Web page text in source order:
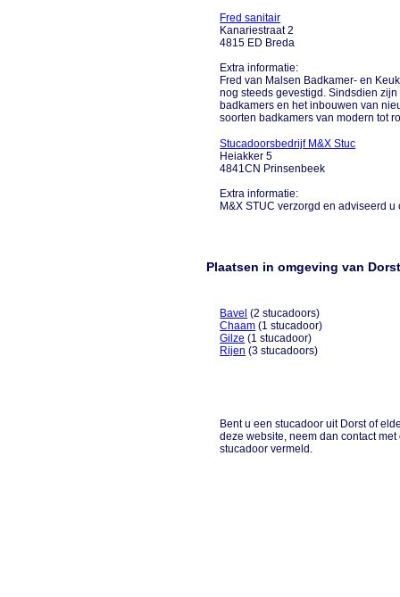
Fred sanitair
Kanariestraat 2
4815 ED Breda
Extra informatie:
Fred van Malsen Badkamer- en
nog steeds gevestigd. Sindsdien
badkamers en het inbouwen van
soorten badkamers van modern tot
Stucadoorsbedrijf M&X Stuc
Heiakker 5
4841CN Prinsenbeek
Extra informatie:
M&X STUC verzorgd en adviseerd
Plaatsen in omgeving van Dorst
Bavel (2 stucadoors)
Chaam (1 stucadoor)
Gilze (1 stucadoor)
Rijen (3 stucadoors)
Bent u een stucadoor uit Dorst of
deze website, neem dan contact
stucadoor vermeld.